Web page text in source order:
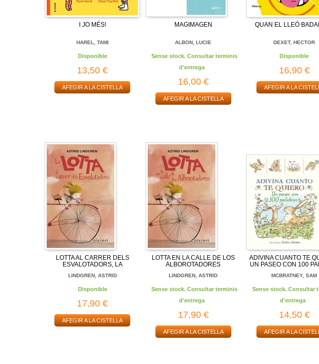
I JO MÉS!
HAREL, TAMI
Disponible
13,50 €
AFEGIR A LA CISTELLA
MAGIMAGEN
ALBON, LUCIE
Sense stock. Consultar terminis
d'entrega
16,00 €
AFEGIR A LA CISTELLA
QUAN EL LLEÓ
DEXET, HECTOR
Disponible
16,90 €
AFEGIR A LA
LOTTA AL CARRER DELS
ESVALOTADORS, LA
LINDGREN, ASTRID
Disponible
17,90 €
AFEGIR A LA CISTELLA
LOTTA EN LA CALLE DE LOS
ALBOROTADORES
LINDGREN, ASTRID
Sense stock. Consultar terminis
d'entrega
17,90 €
AFEGIR A LA CISTELLA
ADIVINA CUANTO TE
UN PASEO CON 100
MCBRATNEY, SAM
Sense stock. Consultar
d'entrega
14,50 €
AFEGIR A LA